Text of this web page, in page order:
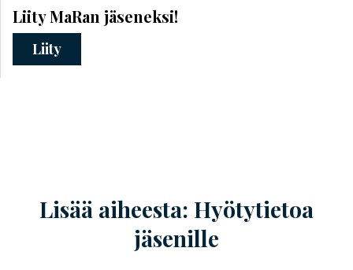
Liity MaRan jäseneksi!
Liity
Lisää aiheesta: Hyötytietoa
jäsenille